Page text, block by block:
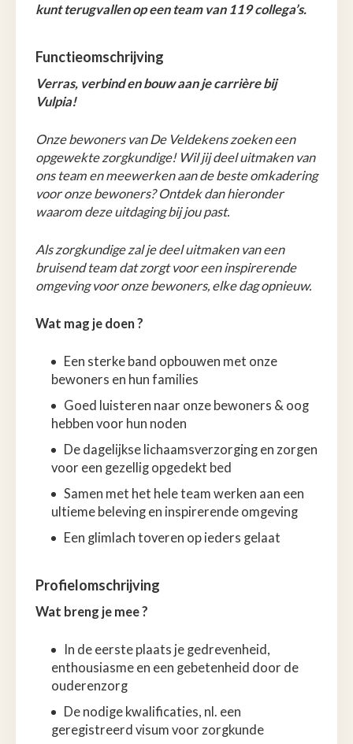
kunt terugvallen op een team van 119 collega’s.
Functieomschrijving
Verras, verbind en bouw aan je carrière bij
Vulpia!
Onze bewoners van De Veldekens zoeken een
opgewekte zorgkundige! Wil jij deel uitmaken van
ons team en meewerken aan de beste omkadering
voor onze bewoners? Ontdek dan hieronder
waarom deze uitdaging bij jou past.
Als zorgkundige zal je deel uitmaken van een
bruisend team dat zorgt voor een inspirerende
omgeving voor onze bewoners, elke dag opnieuw.
Wat mag je doen ?
Een sterke band opbouwen met onze
bewoners en hun families
Goed luisteren naar onze bewoners & oog
hebben voor hun noden
De dagelijkse lichaamsverzorging en zorgen
voor een gezellig opgedekt bed
Samen met het hele team werken aan een
ultieme beleving en inspirerende omgeving
Een glimlach toveren op ieders gelaat
Profielomschrijving
Wat breng je mee ?
In de eerste plaats je gedrevenheid,
enthousiasme en een gebetenheid door de
ouderenzorg
De nodige kwalificaties, nl. een
geregistreerd visum voor zorgkunde